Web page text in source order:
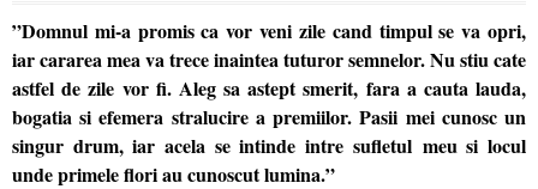
”Domnul mi-a promis ca vor veni zile cand timpul se va opri,
iar cararea mea va trece inaintea tuturor semnelor. Nu stiu cate
astfel de zile vor fi. Aleg sa astept smerit, fara a cauta lauda,
bogatia si efemera stralucire a premiilor. Pasii mei cunosc un
singur drum, iar acela se intinde intre sufletul meu si locul
unde primele flori au cunoscut lumina.”